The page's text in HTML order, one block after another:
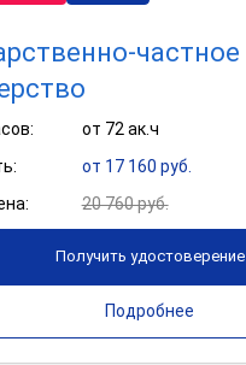
частное
от 72 ак.ч
от 17 160 руб.
20 760 руб.
Получить удостоверение
Подробнее